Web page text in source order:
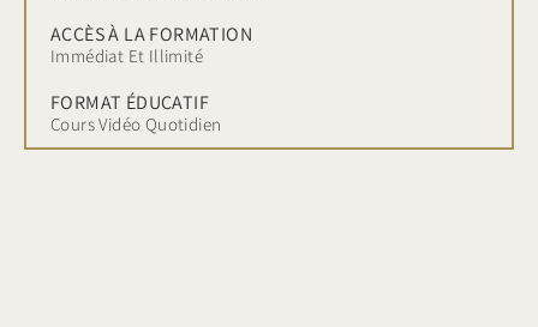
ACCÈS À LA FORMATION
Immédiat Et Illimité
FORMAT ÉDUCATIF
Cours Vidéo Quotidien